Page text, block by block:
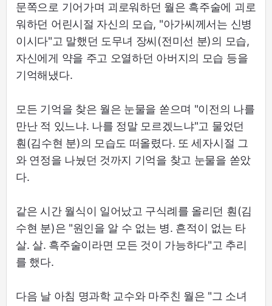
문쪽으로 기어가며 괴로워하던 월은 흑주술에 괴로
워하던 어린시절 자신의 모습, "아가씨께서는 신병
이시다"고 말했던 도무녀 장씨(전미선 분)의 모습,
자신에게 약을 주고 오열하던 아버지의 모습 등을
기억해냈다.
모든 기억을 찾은 월은 눈물을 쏟으며 "이전의 나를
만난 적 있느냐. 나를 정말 모르겠느냐"고 물었던
훤(김수현 분)의 모습도 떠올렸다. 또 세자시절 그
와 연정을 나눴던 것까지 기억을 찾고 눈물을 쏟았
다.
같은 시간 월식이 일어났고 구식례를 올리던 훤(김
수현 분)은 "원인을 알 수 없는 병. 흔적이 없는 타
살. 살. 흑주술이라면 모든 것이 가능하다"고 추리
를 했다.
다음 날 아침 명과학 교수와 마주친 월은 "그 소녀